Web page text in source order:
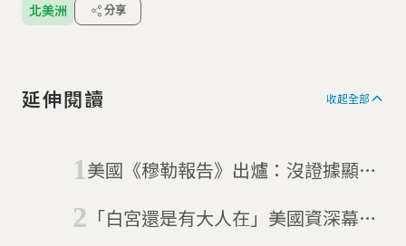
北美洲
分享
延伸閱讀 收起全部
美國《穆勒報告》出爐：沒證據顯示
「白宮還是有大人在」美國資深幕僚